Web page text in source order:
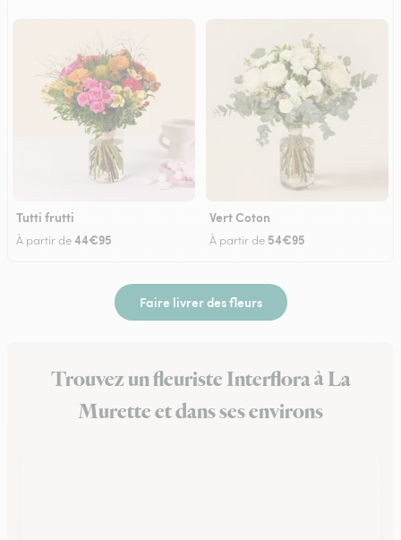
Tutti frutti
À partir de44€95
Vert Coton
À partir de 54€95
Faire livrer des fleurs
Trouvez un fleuriste Interflora à La
Murette et dans ses environs